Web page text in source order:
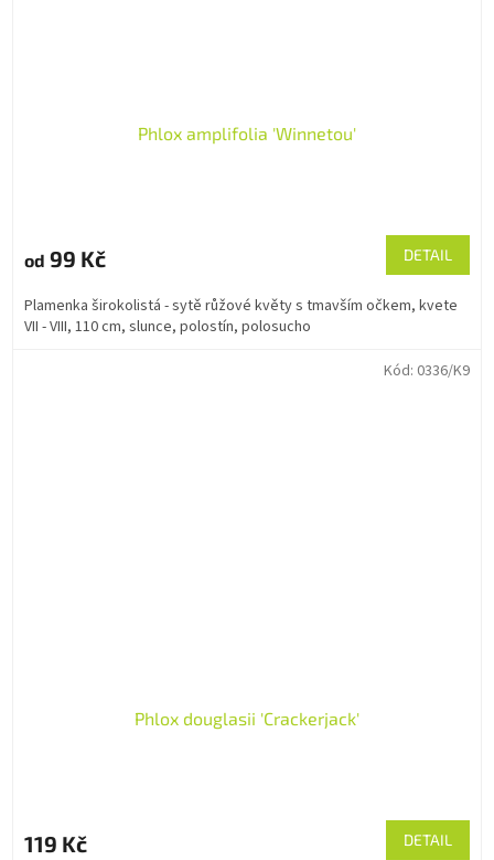
Phlox amplifolia 'Winnetou'
od 99 Kč DETAIL
Plamenka širokolistá - sytě růžové květy s tmavším očkem, kvete
VII - VIII, 110 cm, slunce, polostín, polosucho
Phlox douglasii 'Crackerjack'
119 Kč DETAIL
Kód: 0336/K9